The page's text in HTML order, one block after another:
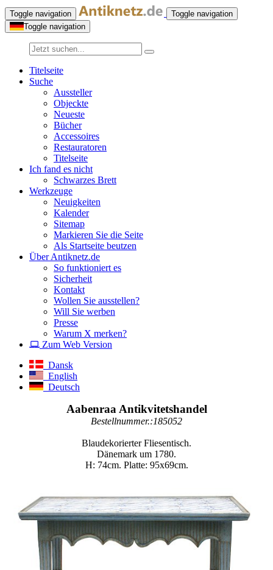
Toggle navigation
Toggle navigation
Toggle navigation
Titelseite
Suche
Aussteller
Objeckte
Neueste
Bücher
Accessoires
Restauratoren
Titelseite
Ich fand es nicht
Schwarzes Brett
Werkzeuge
Neuigkeiten
Kalender
Sitemap
Markieren Sie die Seite
Als Startseite beutzen
Über Antiknetz.de
So funktioniert es
Sicherheit
Kontakt
Wollen Sie ausstellen?
Will Sie werben
Presse
Warum X merken?
Zum Web Version
Dansk
English
Deutsch
Aabenraa Antikvitetshandel
Bestellnummer.:185052
Blaudekorierter Fliesentisch.
Dänemark um 1780.
H: 74cm. Platte: 95x69cm.